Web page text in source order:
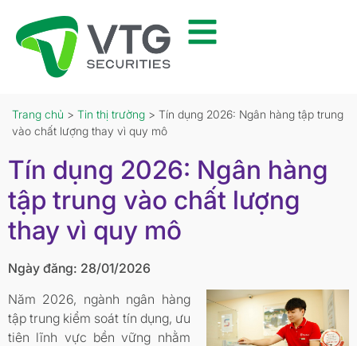
Trang chủ > Tin thị trường > Tín dụng 2026: Ngân hàng tập trung
vào chất lượng thay vì quy mô
Tín dụng 2026: Ngân hàng
tập trung vào chất lượng
thay vì quy mô
Ngày đăng: 28/01/2026
Năm 2026, ngành ngân hàng
tập trung kiểm soát tín dụng, ưu
tiên lĩnh vực bền vững nhằm